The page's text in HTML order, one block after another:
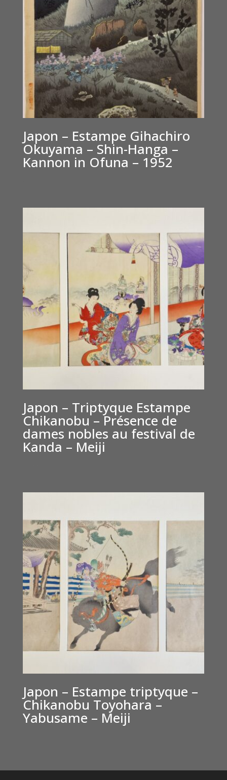
Japon – Estampe Gihachiro
Okuyama – Shin-Hanga –
Kannon in Ofuna – 1952
Japon – Triptyque Estampe
Chikanobu – Présence de
dames nobles au festival de
Kanda – Meiji
Japon – Estampe triptyque –
Chikanobu Toyohara –
Yabusame – Meiji